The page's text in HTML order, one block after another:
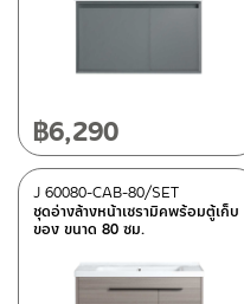
฿6,290
ชุดอ่างล้างหน้าเซรามิคพร้อมตู้เก็บ
ของ ขนาด 80 ซม.
J 60080-CAB-80/SET